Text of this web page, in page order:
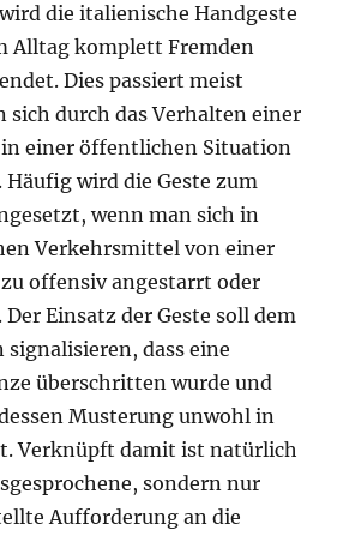
die italienische Handgeste
Alltag komplett Fremden
Dies passiert meist
sich durch das Verhalten einer
in einer öffentlichen Situation
wird die Geste zum
wenn man sich in
Verkehrsmittel von einer
offensiv angestarrt oder
Einsatz der Geste soll dem
signalisieren, dass eine
überschritten wurde und
Musterung unwohl in
Verknüpft damit ist natürlich
sondern nur
Aufforderung an die